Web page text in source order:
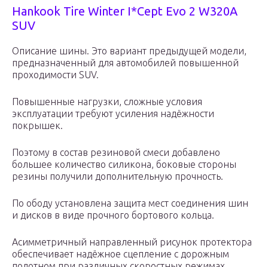
Hankook Tire Winter I*Cept Evo 2 W320A
SUV
Описание шины. Это вариант предыдущей модели,
предназначенный для автомобилей повышенной
проходимости SUV.
Повышенные нагрузки, сложные условия
эксплуатации требуют усиления надёжности
покрышек.
Поэтому в состав резиновой смеси добавлено
большее количество силикона, боковые стороны
резины получили дополнительную прочность.
По ободу установлена защита мест соединения шин
и дисков в виде прочного бортового кольца.
Асимметричный направленный рисунок протектора
обеспечивает надёжное сцепление с дорожным